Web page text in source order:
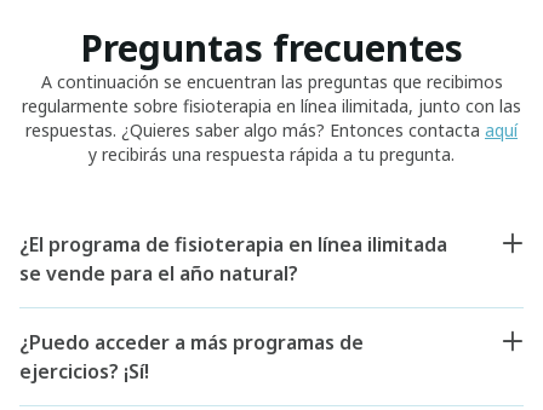
Preguntas frecuentes
A continuación se encuentran las preguntas que recibimos
regularmente sobre fisioterapia en línea ilimitada, junto con las
respuestas. ¿Quieres saber algo más? Entonces contacta aquí
y recibirás una respuesta rápida a tu pregunta.
¿El programa de fisioterapia en línea ilimitada
se vende para el año natural?
¿Puedo acceder a más programas de
ejercicios? ¡Sí!